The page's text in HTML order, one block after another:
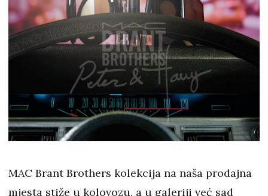
MAC Brant Brothers kolekcija na naša prodajna
mjesta stiže u kolovozu, a u galeriji već sad